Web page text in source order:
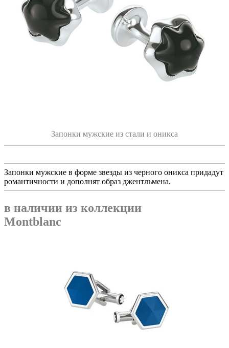
Запонки мужские из стали и оникса
Запонки мужские в форме звезды из черного оникса придадут
романтичности и дополнят образ джентльмена.
в наличии из коллекции
Montblanc